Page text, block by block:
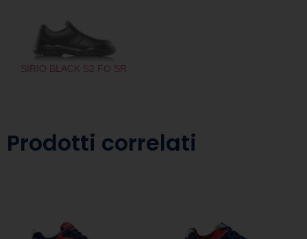
SIRIO BLACK S2 FO SR
Prodotti correlati